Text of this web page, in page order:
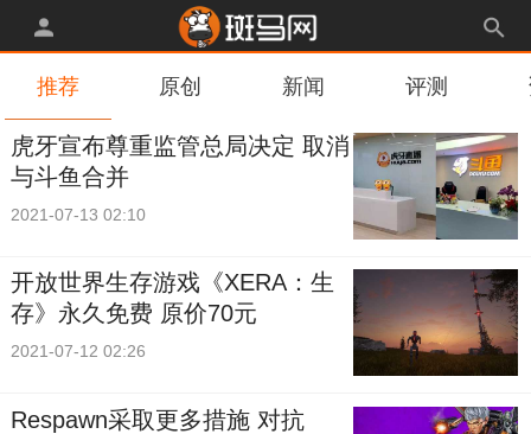
推荐 原创 新闻 评测
虎牙宣布尊重监管总局决定 取消
与斗鱼合并
2021-07-13 02:10
开放世界生存游戏《XERA：生
存》永久免费 原价70元
2021-07-12 02:26
Respawn采取更多措施 对抗